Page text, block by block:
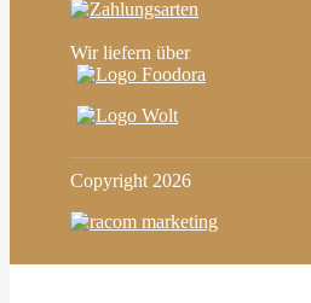
Wir liefern über
Copyright 2026